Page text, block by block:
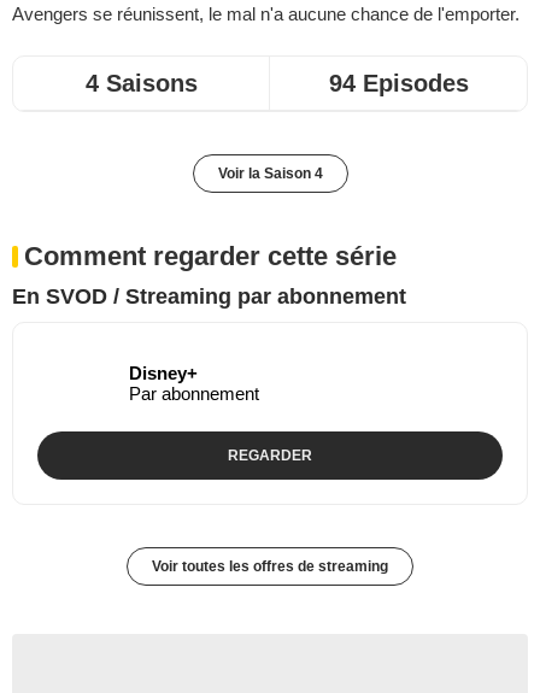
Avengers se réunissent, le mal n'a aucune chance de l'emporter.
4 Saisons 94 Episodes
Voir la Saison 4
Comment regarder cette série
En SVOD / Streaming par abonnement
Disney+
Par abonnement
REGARDER
Voir toutes les offres de streaming